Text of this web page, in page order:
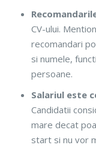
CV-ului.
recomandari
si numele,
persoane.
Salariul este
Candidatii
mare decat
start si nu vor